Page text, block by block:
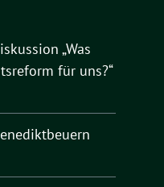
„Was
für uns?“